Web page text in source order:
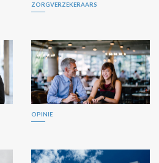
ZORGVERZEKERAARS
OPINIE